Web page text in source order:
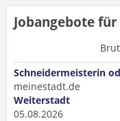
Jobangebote
Schneidermeisterin
meinestadt.de
Weiterstadt
05.08.2026